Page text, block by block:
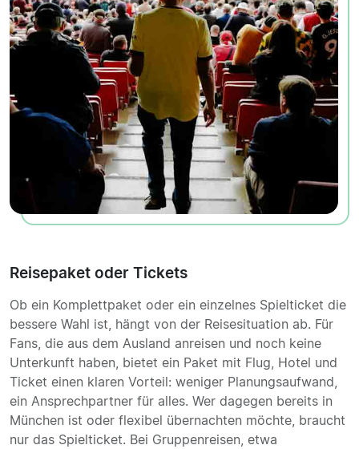
Reisepaket oder Tickets
Ob ein Komplettpaket oder ein einzelnes Spielticket die
bessere Wahl ist, hängt von der Reisesituation ab. Für
Fans, die aus dem Ausland anreisen und noch keine
Unterkunft haben, bietet ein Paket mit Flug, Hotel und
Ticket einen klaren Vorteil: weniger Planungsaufwand,
ein Ansprechpartner für alles. Wer dagegen bereits in
München ist oder flexibel übernachten möchte, braucht
nur das Spielticket. Bei Gruppenreisen, etwa